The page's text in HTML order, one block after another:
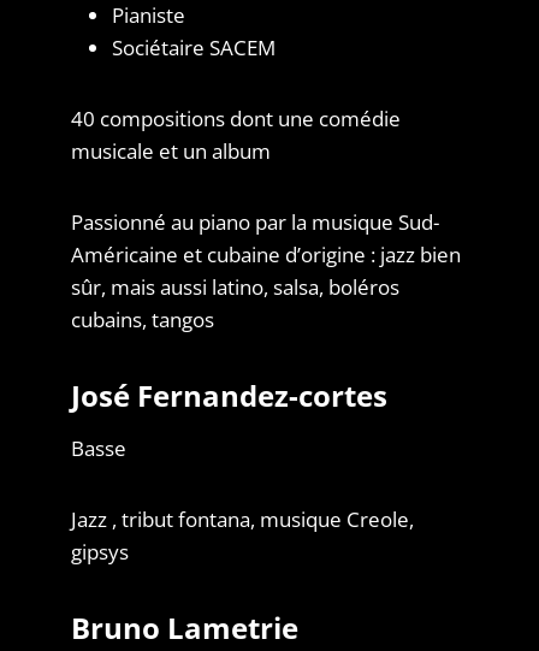
Pianiste
Sociétaire SACEM
40 compositions dont une comédie
musicale et un album
Passionné au piano par la musique Sud-
Américaine et cubaine d’origine : jazz bien
sûr, mais aussi latino, salsa, boléros
cubains, tangos
José Fernandez-cortes
Basse
Jazz , tribut fontana, musique Creole,
gipsys
Bruno Lametrie